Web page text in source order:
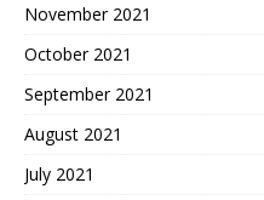
November 2021
October 2021
September 2021
August 2021
July 2021